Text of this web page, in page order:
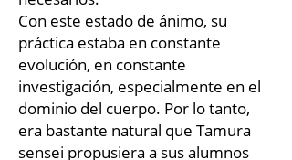
Con este estado de ánimo, su
práctica estaba en constante
evolución, en constante
investigación, especialmente en el
dominio del cuerpo. Por lo tanto,
era bastante natural que Tamura
sensei propusiera a sus alumnos